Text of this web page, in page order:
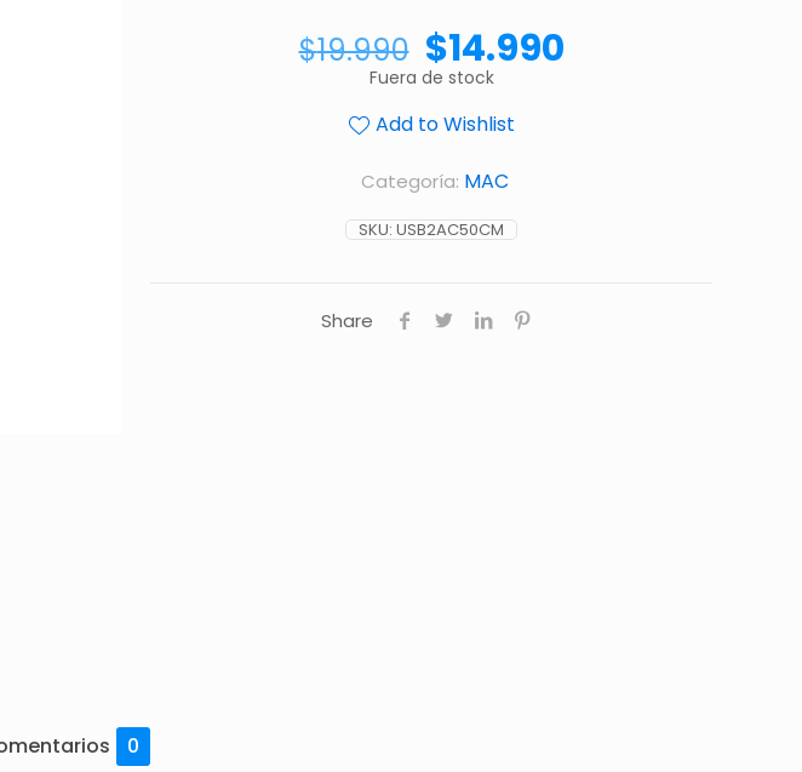
$19.990 $14.990
Fuera de stock
Add to Wishlist
SKU: USB2AC50CM
Categoría: MAC
Share
0